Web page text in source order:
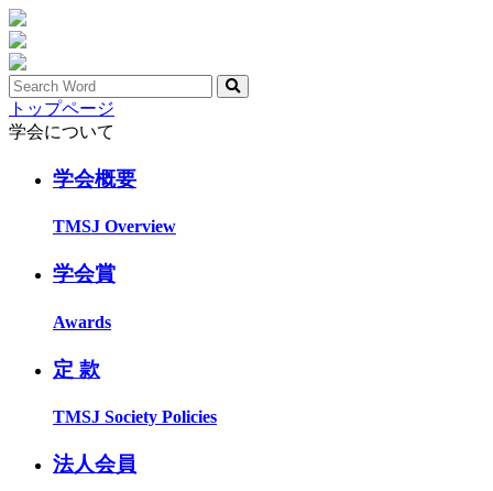
トップページ
学会について
学会概要
TMSJ Overview
学会賞
Awards
定 款
TMSJ Society Policies
法人会員